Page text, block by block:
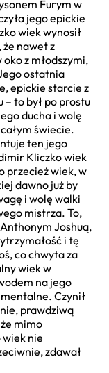
Furym w
jego epickie
wiek wynosił
że nawet z
z młodszymi,
ostatnia
epickie starcie z
– to był po prostu
ducha i wolę
świecie.
ten jego
Kliczko wiek
przecież wiek, w
dawno już by
i wolę walki
mistrza. To,
Joshuą,
i tę
co chwyta za
wiek w
na jego
Czynił
prawdziwą
mimo
wiek nie
zdawał